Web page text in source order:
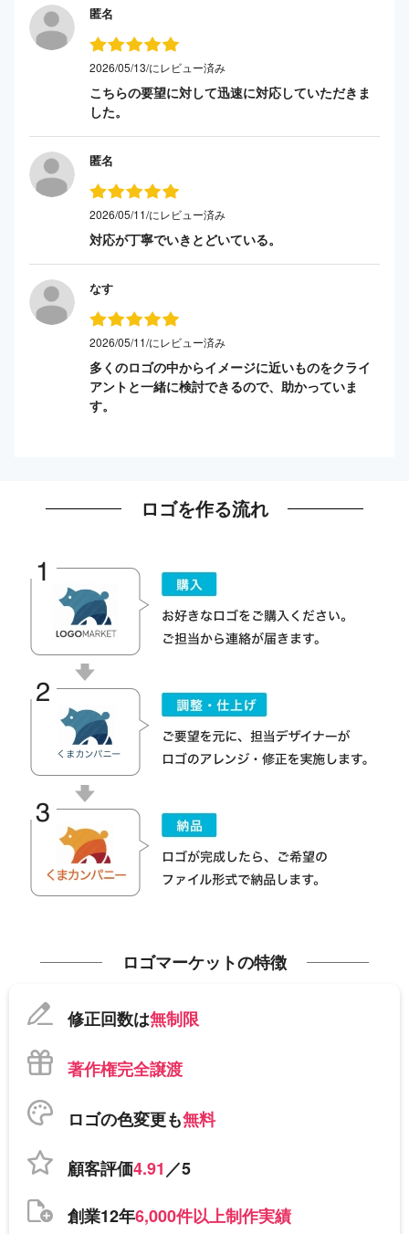
匿名
2026/05/13/にレビュー済み
こちらの要望に対して迅速に対応していただきま
した。
匿名
2026/05/11/にレビュー済み
対応が丁寧でいきとどいている。
なす
2026/05/11/にレビュー済み
多くのロゴの中からイメージに近いものをクライ
アントと一緒に検討できるので、助かっていま
す。
ロゴを作る流れ
ロゴマーケットの特徴
修正回数は無制限
著作権完全譲渡
ロゴの色変更も無料
顧客評価4.91／5
創業12年6,000件以上制作実績